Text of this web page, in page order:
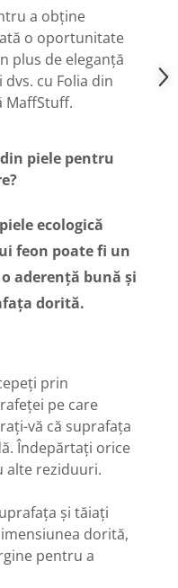
a obține
o oportunitate
plus de eleganță
cu Folia din
MaffStuff.
piele pentru
ecologică
feon poate fi un
aderență bună și
dorită.
prin
pe care
vă că suprafața
Îndepărtați orice
alte reziduuri.
și tăiați
dorită,
pentru a